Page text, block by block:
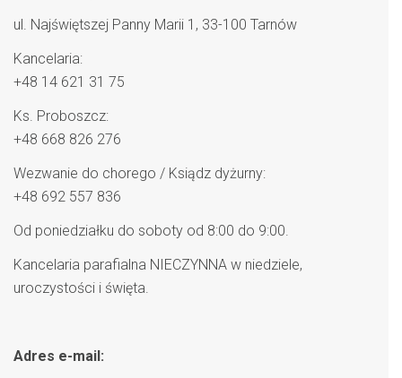
ul. Najświętszej Panny Marii 1, 33-100 Tarnów
Kancelaria:
+48 14 621 31 75
Ks. Proboszcz:
+48 668 826 276
Wezwanie do chorego / Ksiądz dyżurny:
+48 692 557 836
Od poniedziałku do soboty od 8:00 do 9:00.
Kancelaria parafialna NIECZYNNA w niedziele,
uroczystości i święta.
Adres e-mail: